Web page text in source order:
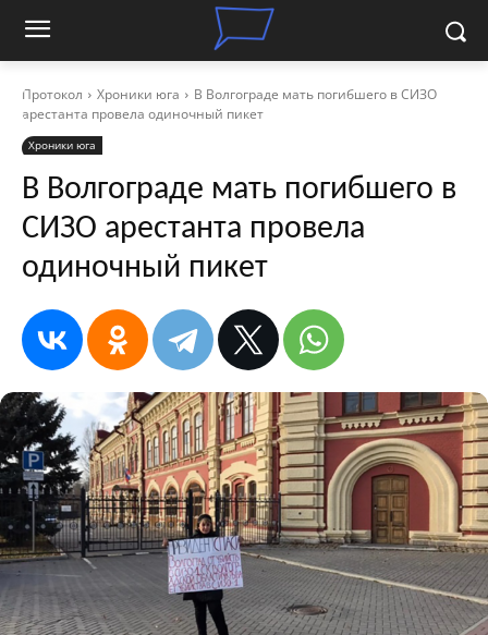
Протокол Хроники юга
В Волгограде мать погибшего в СИЗО
арестанта провела одиночный пикет
Хроники юга
В Волгограде мать погибшего в
СИЗО арестанта провела
одиночный пикет